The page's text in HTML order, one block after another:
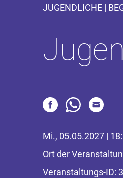
JUGENDLICHE |
Mi., 05.05.2027 |
Ort der
Veranstaltungs-ID: